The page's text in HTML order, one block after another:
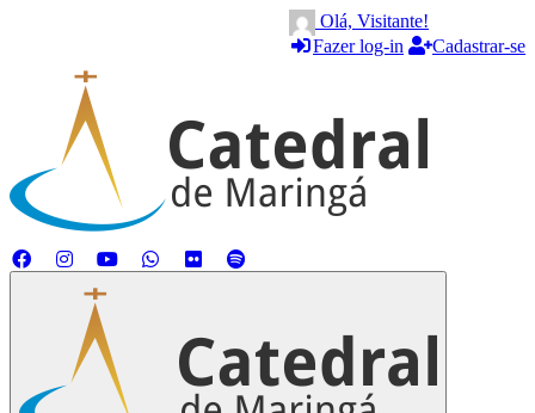
Olá, Visitante!
Fazer log-in
Cadastrar-se